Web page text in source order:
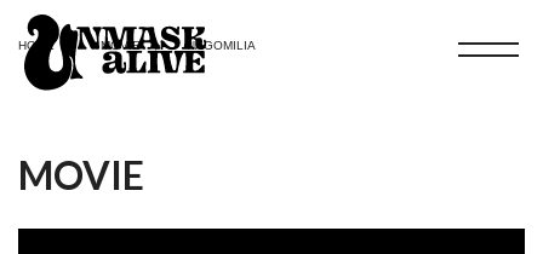
HOME MOVIE NAGOMILIA
MOVIE